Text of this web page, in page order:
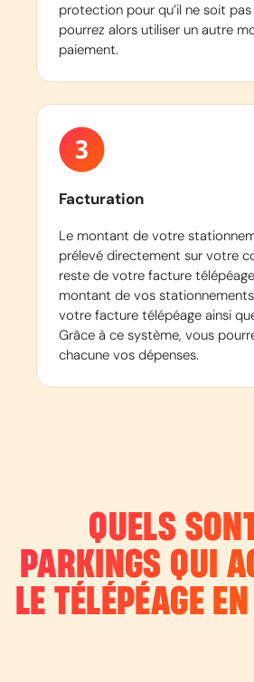
protection pour qu’il ne soit
pourrez alors utiliser un autre
paiement.
Facturation
Le montant de votre
prélevé directement sur votre
reste de votre facture
montant de vos
votre facture télépéage ainsi
Grâce à ce système, vous
chacune vos dépenses.
QUELS
PARKINGS QUI
LE TÉLÉPÉAGE